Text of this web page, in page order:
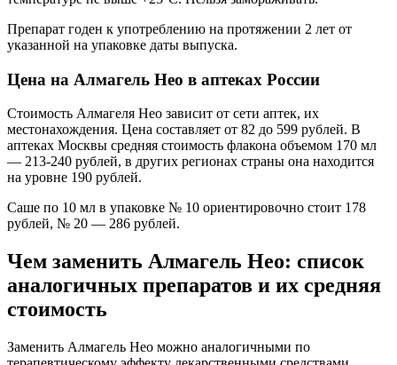
Препарат годен к употреблению на протяжении 2 лет от
указанной на упаковке даты выпуска.
Цена на Алмагель Нео в аптеках России
Стоимость Алмагеля Нео зависит от сети аптек, их
местонахождения. Цена составляет от 82 до 599 рублей. В
аптеках Москвы средняя стоимость флакона объемом 170 мл
— 213-240 рублей, в других регионах страны она находится
на уровне 190 рублей.
Саше по 10 мл в упаковке № 10 ориентировочно стоит 178
рублей, № 20 — 286 рублей.
Чем заменить Алмагель Нео: список
аналогичных препаратов и их средняя
стоимость
Заменить Алмагель Нео можно аналогичными по